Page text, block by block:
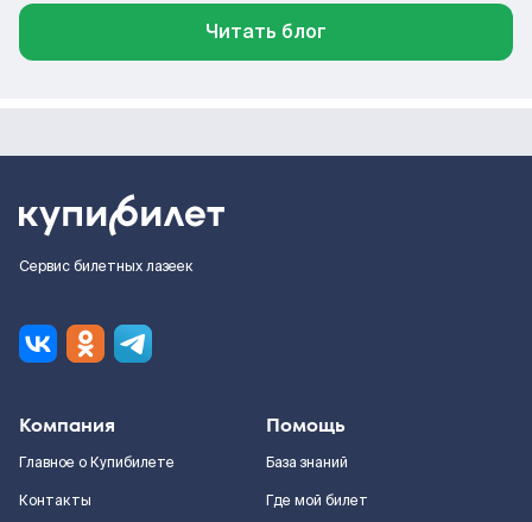
Читать блог
Сервис билетных лазеек
Компания
Главное о Купибилете
Контакты
Помощь
База знаний
Где мой билет